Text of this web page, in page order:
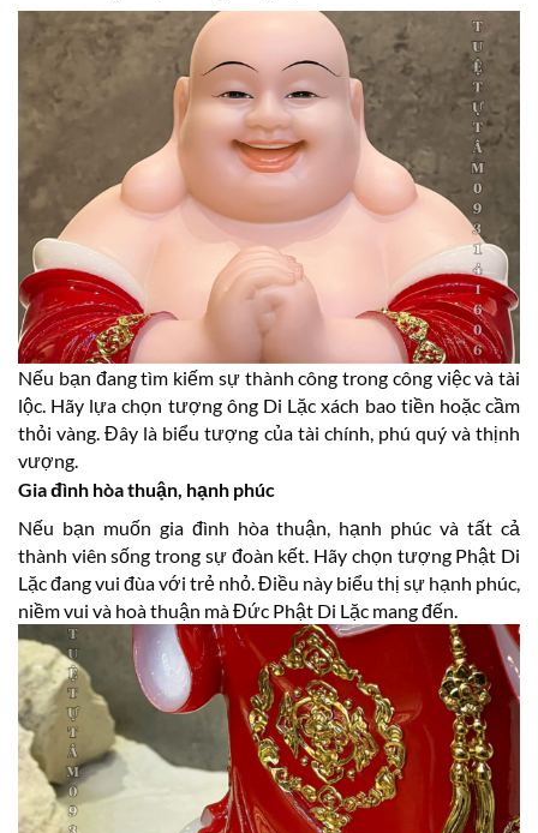
Nếu bạn đang tìm kiếm sự thành công trong công việc và tài
lộc. Hãy lựa chọn tượng ông Di Lặc xách bao tiền hoặc cầm
thỏi vàng. Đây là biểu tượng của tài chính, phú quý và thịnh
vượng.
Gia đình hòa thuận, hạnh phúc
Nếu bạn muốn gia đình hòa thuận, hạnh phúc và tất cả
thành viên sống trong sự đoàn kết. Hãy chọn tượng Phật Di
Lặc đang vui đùa với trẻ nhỏ. Điều này biểu thị sự hạnh phúc,
niềm vui và hoà thuận mà Đức Phật Di Lặc mang đến.